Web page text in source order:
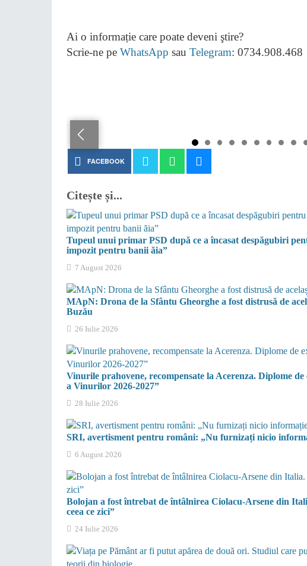
Ai o informație care poate deveni ştire?
Scrie-ne pe WhatsApp sau Telegram: 0734.908.468
FACEBOOK
Citește și...
Tupeul unui primar PSD după ce a încasat despăgubiri
impozit pentru banii ăia”
7 August 2026
MApN: Drona de la Sfântu Gheorghe a fost distrusă de
Buzău
26 Iulie 2026
Vinurile prahovene, recompensate la Acerenza. Diplome
a Vinurilor 2026-2027”
28 Iulie 2026
SRI, avertisment pentru români: „Nu furnizați nicio
6 August 2026
Bolojan a fost întrebat de întâlnirea Ciolacu-Arsene din
ceea ce zici”
24 Iulie 2026